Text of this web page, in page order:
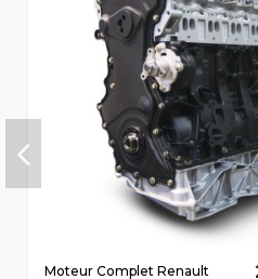
Moteur Complet Renault